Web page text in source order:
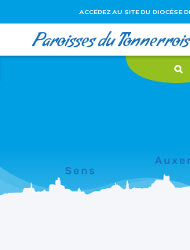
contenu.
ACCÉDEZ AU SITE DU DIOCÈSE
Paroisses du Tonnerrois